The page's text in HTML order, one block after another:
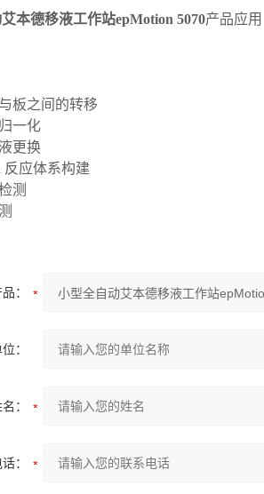
本德移液工作站epMotion 5070产品应用
板之间的转移
一化
更换
反应体系构建
测
：
：
：
：